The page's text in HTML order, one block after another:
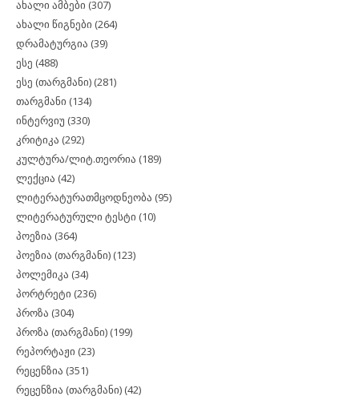
ახალი ამბები (307)
ახალი წიგნები (264)
დრამატურგია (39)
ესე (488)
ესე (თარგმანი) (281)
თარგმანი (134)
ინტერვიუ (330)
კრიტიკა (292)
კულტურა/ლიტ.თეორია (189)
ლექცია (42)
ლიტერატურათმცოდნეობა (95)
ლიტერატურული ტესტი (10)
პოეზია (364)
პოეზია (თარგმანი) (123)
პოლემიკა (34)
პორტრეტი (236)
პროზა (304)
პროზა (თარგმანი) (199)
რეპორტაჟი (23)
რეცენზია (351)
რეცენზია (თარგმანი) (42)